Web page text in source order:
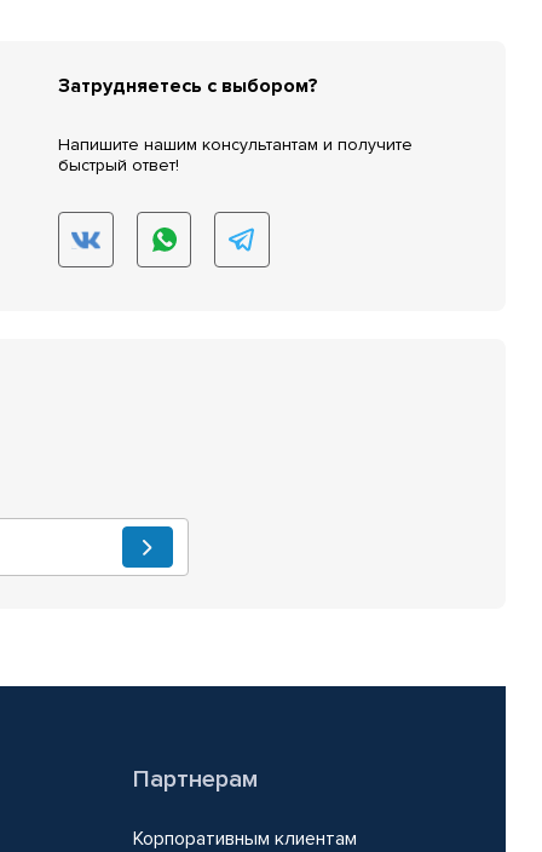
Затрудняетесь с выбором?
Напишите нашим консультантам и получите
быстрый ответ!
Партнерам
Корпоративным клиентам